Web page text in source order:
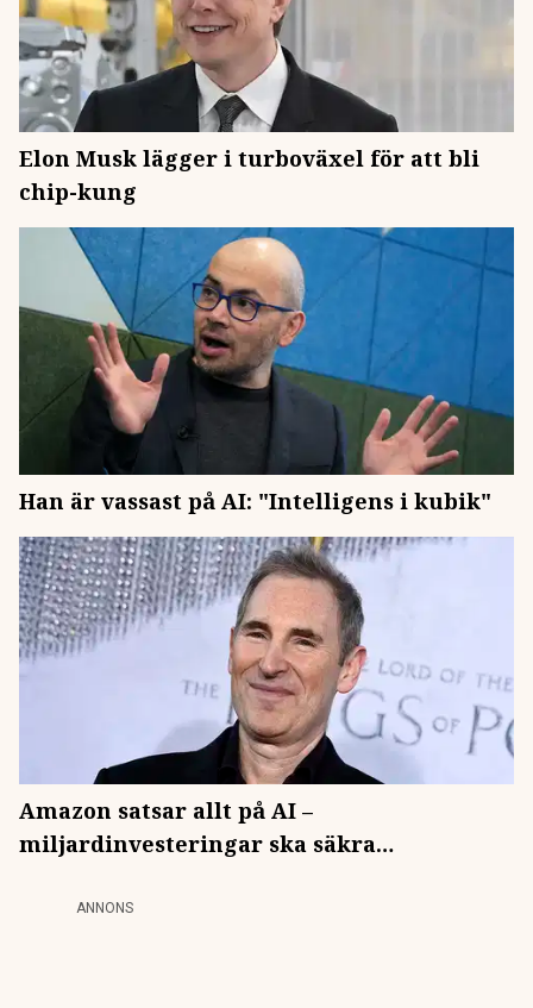
Elon Musk lägger i turboväxel för att bli
chip-kung
Han är vassast på AI: "Intelligens i kubik"
Amazon satsar allt på AI –
miljardinvesteringar ska säkra
ANNONS